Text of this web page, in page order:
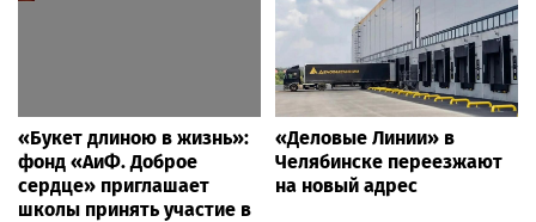
«Букет длиною в жизнь»:
фонд «АиФ. Доброе
сердце» приглашает
школы принять участие в
«Деловые Линии» в
Челябинске переезжают
на новый адрес